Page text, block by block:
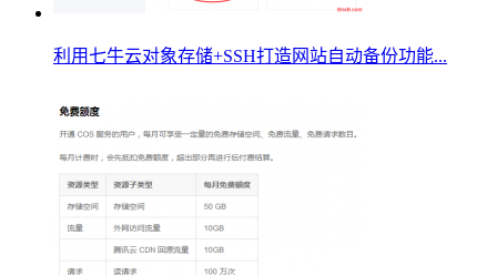
利用七牛云对象存储+SSH打造网站自动备份功能...